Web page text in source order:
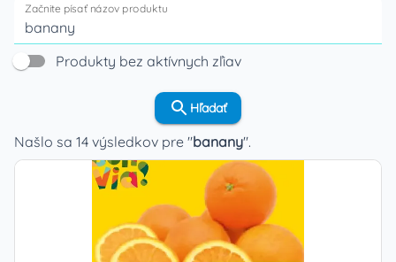
Začnite písať názov produktu
Produkty bez aktívnych zľiav
Hľadať
Našlo sa 14 výsledkov pre "banany".